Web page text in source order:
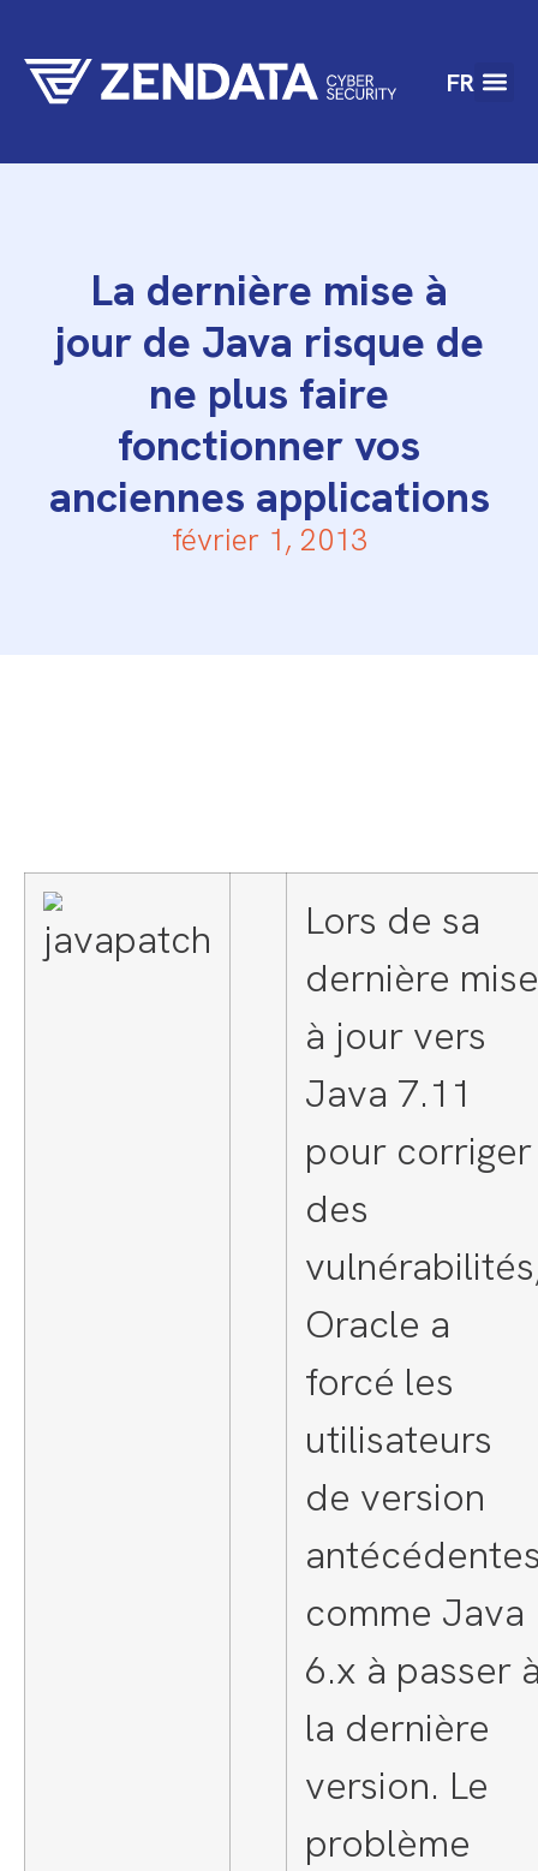
FR
La dernière mise à
jour de Java risque de
ne plus faire
fonctionner vos
anciennes applications
février 1, 2013
Lors de sa
dernière mise
à jour vers
Java 7.11
pour corriger
des
Oracle a
forcé les
utilisateurs
de version
comme Java
6.x à passer
la dernière
version. Le
problème